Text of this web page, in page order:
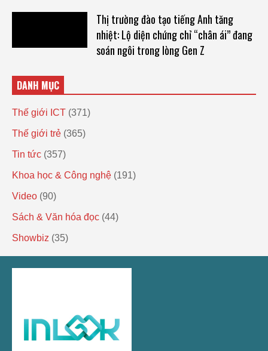
Thị trường đào tạo tiếng Anh tăng
nhiệt: Lộ diện chứng chỉ “chân ái” đang
soán ngôi trong lòng Gen Z
DANH MỤC
Thế giới ICT (371)
Thế giới trẻ (365)
Tin tức (357)
Khoa học & Công nghệ (191)
Video (90)
Sách & Văn hóa đọc (44)
Showbiz (35)